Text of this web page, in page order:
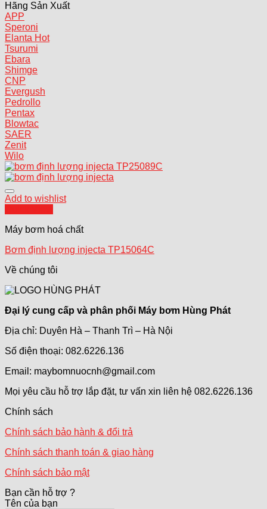
Hãng Sản Xuất
APP
Speroni
Elanta
Tsurumi
Ebara
Shimge
CNP
Evergush
Pedrollo
Pentax
Blowtac
SAER
Zenit
Wilo
Add to wishlist
Máy bơm hoá chất
Bơm định lượng injecta TP15064C
Về chúng tôi
Đại lý cung cấp và phân phối Máy bơm Hùng Phát
Địa chỉ: Duyên Hà – Thanh Trì – Hà Nội
Số điện thoại: 082.6226.136
Email: maybomnuocnh@gmail.com
Mọi yêu cầu hỗ trợ lắp đặt, tư vấn xin liên hệ 082.6226.136
Chính sách
Chính sách bảo hành & đổi trả
Chính sách thanh toán & giao hàng
Chính sách bảo mật
Bạn cần hỗ trợ ?
Tên của bạn